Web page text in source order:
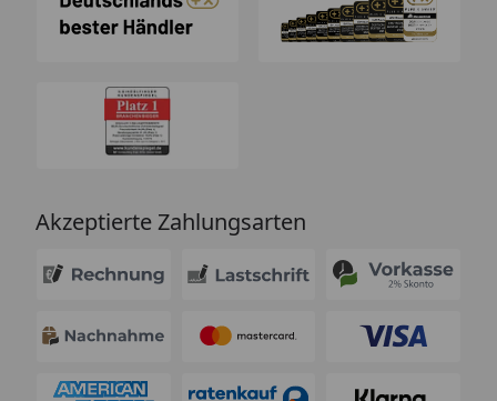
Akzeptierte Zahlungsarten